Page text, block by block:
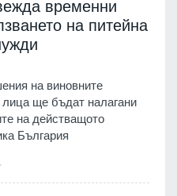
временни
на питейна
на виновните
ще бъдат налагани
на действащото
България